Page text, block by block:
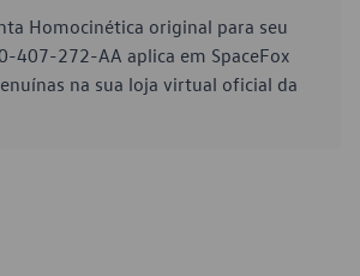
Homocinética original para seu
407-272-AA aplica em SpaceFox
na sua loja virtual oficial da